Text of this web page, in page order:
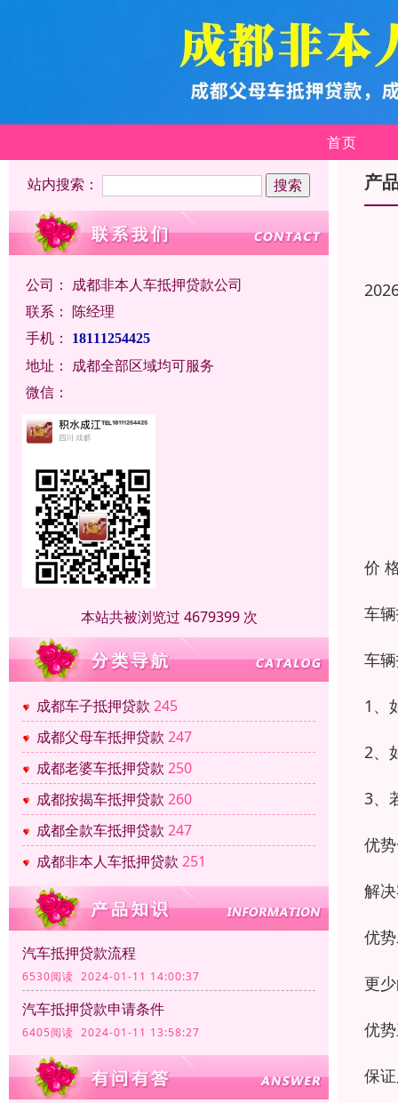
首页
站内搜索：
公司： 成都非本人车抵押贷款公司
联系： 陈经理
手机：
18111254425
地址： 成都全部区域均可服务
微信：
本站共被浏览过 4679399 次
成都车子抵押贷款 245
成都父母车抵押贷款 247
成都老婆车抵押贷款 250
成都按揭车抵押贷款 260
成都全款车抵押贷款 247
成都非本人车抵押贷款 251
汽车抵押贷款流程
6530阅读 2024-01-11 14:00:37
汽车抵押贷款申请条件
6405阅读 2024-01-11 13:58:27
产
价
车
车
1、
2、
3、
优
解
优
更
优
保